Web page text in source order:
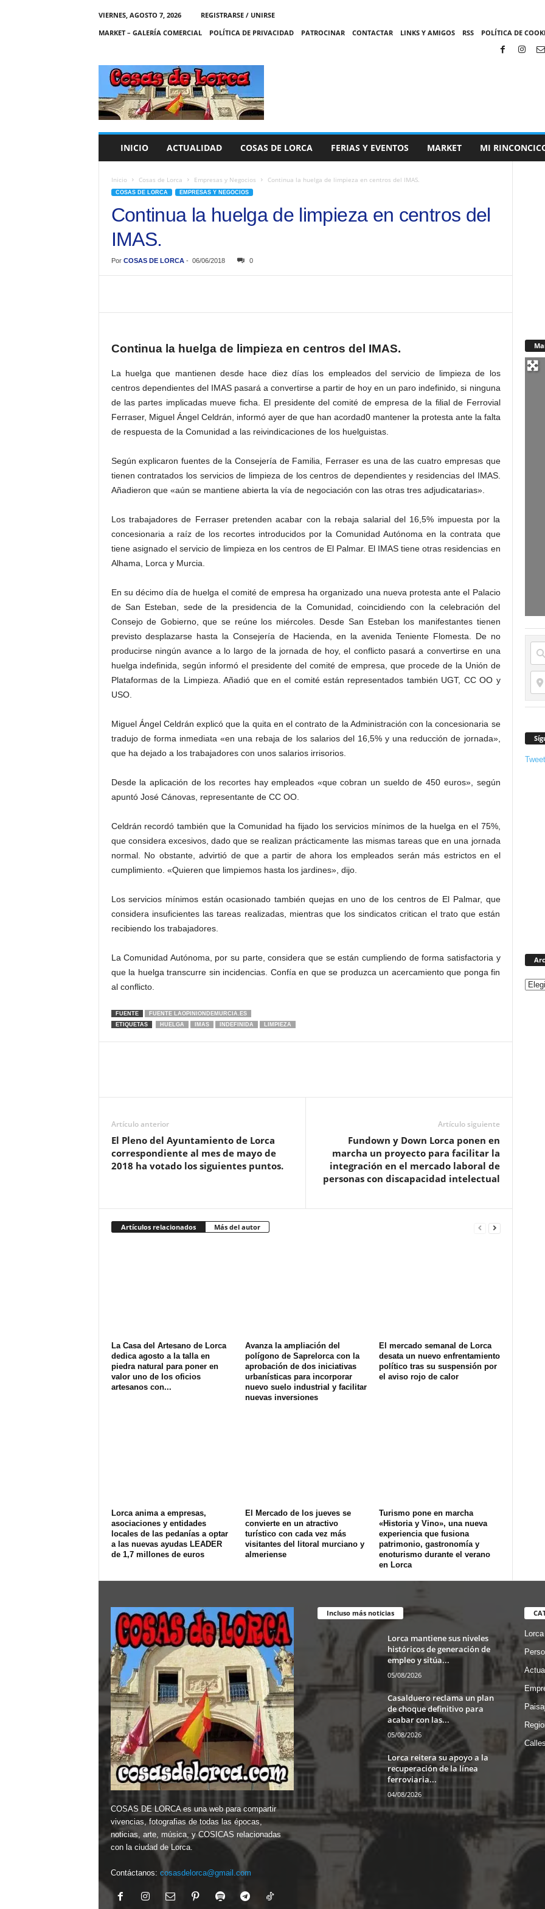
VIERNES, AGOSTO 7, 2026
REGISTRARSE / UNIRSE
MARKET – GALERÍA COMERCIAL
POLÍTICA DE PRIVACIDAD PATROCINAR CONTACTAR LINKS Y AMIGOS RSS POLÍTICA DE
C
A
S
INICIO ACTUALIDAD COSAS DE LORCA FERIAS Y EVENTOS MARKET MI
Inicio Cosas de Lorca Empresas y Negocios Continua la huelga de limpieza en centros del IMAS.
COSAS DE LORCA EMPRESAS Y NEGOCIOS
Continua la huelga de limpieza en centros del
IMAS.
Por COSAS DE LORCA- 06/06/2018 0
Continua la huelga de limpieza en centros del IMAS.
La huelga que mantienen desde hace diez días los empleados del servicio de limpieza de los
centros dependientes del IMAS pasará a convertirse a partir de hoy en un paro indefinido, si ninguna
de las partes implicadas mueve ficha. El presidente del comité de empresa de la filial de Ferrovial
Ferraser, Miguel Ángel Celdrán, informó ayer de que han acordad0 mantener la protesta ante la falta
de respuesta de la Comunidad a las reivindicaciones de los huelguistas.
Según explicaron fuentes de la Consejería de Familia, Ferraser es una de las cuatro empresas que
tienen contratados los servicios de limpieza de los centros de dependientes y residencias del IMAS.
Añadieron que «aún se mantiene abierta la vía de negociación con las otras tres adjudicatarias».
Los trabajadores de Ferraser pretenden acabar con la rebaja salarial del 16,5% impuesta por la
concesionaria a raíz de los recortes introducidos por la Comunidad Autónoma en la contrata que
tiene asignado el servicio de limpieza en los centros de El Palmar. El IMAS tiene otras residencias en
Alhama, Lorca y Murcia.
En su décimo día de huelga el comité de empresa ha organizado una nueva protesta ante el Palacio
de San Esteban, sede de la presidencia de la Comunidad, coincidiendo con la celebración del
Consejo de Gobierno, que se reúne los miércoles. Desde San Esteban los manifestantes tienen
previsto desplazarse hasta la Consejería de Hacienda, en la avenida Teniente Flomesta. De no
producirse ningún avance a lo largo de la jornada de hoy, el conflicto pasará a convertirse en una
huelga indefinida, según informó el presidente del comité de empresa, que procede de la Unión de
Plataformas de la Limpieza. Añadió que en el comité están representados también UGT, CC OO y
USO.
Miguel Ángel Celdrán explicó que la quita en el contrato de la Administración con la concesionaria se
tradujo de forma inmediata «en una rebaja de los salarios del 16,5% y una reducción de jornada»,
que ha dejado a los trabajadores con unos salarios irrisorios.
Desde la aplicación de los recortes hay empleados «que cobran un sueldo de 450 euros», según
apuntó José Cánovas, representante de CC OO.
Celdrán recordó también que la Comunidad ha fijado los servicios mínimos de la huelga en el 75%,
que considera excesivos, dado que se realizan prácticamente las mismas tareas que en una jornada
normal. No obstante, advirtió de que a partir de ahora los empleados serán más estrictos en el
cumplimiento. «Quieren que limpiemos hasta los jardines», dijo.
Los servicios mínimos están ocasionado también quejas en uno de los centros de El Palmar, que
considera insuficientes las tareas realizadas, mientras que los sindicatos critican el trato que están
recibiendo los trabajadores.
La Comunidad Autónoma, por su parte, considera que se están cumpliendo de forma satisfactoria y
que la huelga transcurre sin incidencias. Confía en que se produzca un acercamiento que ponga fin
al conflicto.
FUENTE
FUENTE LAOPINIONDEMURCIA.ES
ETIQUETAS
HUELGA IMAS INDEFINIDA LIMPIEZA
Artículo anterior
El Pleno del Ayuntamiento de Lorca
correspondiente al mes de mayo de
2018 ha votado los siguientes puntos.
Artículo siguiente
Fundown y Down Lorca ponen en
marcha un proyecto para facilitar la
integración en el mercado laboral de
personas con discapacidad intelectual
Artículos relacionados Más del autor
La Casa del Artesano de Lorca
dedica agosto a la talla en
piedra natural para poner en
valor uno de los oficios
artesanos con...
Avanza la ampliación del
polígono de Saprelorca con la
aprobación de dos iniciativas
urbanísticas para incorporar
nuevo suelo industrial y facilitar
nuevas inversiones
El mercado semanal de Lorca
desata un nuevo enfrentamiento
político tras su suspensión por
el aviso rojo de calor
Lorca anima a empresas,
asociaciones y entidades
locales de las pedanías a optar
a las nuevas ayudas LEADER
de 1,7 millones de euros
El Mercado de los jueves se
convierte en un atractivo
turístico con cada vez más
visitantes del litoral murciano y
almeriense
Turismo pone en marcha
«Historia y Vino», una nueva
experiencia que fusiona
patrimonio, gastronomía y
enoturismo durante el verano
en Lorca
COSAS DE LORCA es una web para compartir
vivencias, fotografias de todas las épocas,
noticias, arte, música, y COSICAS relacionadas
con la ciudad de Lorca.
Contáctanos: cosasdelorca@gmail.com
Incluso más noticias
Lorca mantiene sus niveles
históricos de generación de
empleo y sitúa...
05/08/2026
Casalduero reclama un plan
de choque definitivo para
acabar con las...
05/08/2026
Lorca reitera su apoyo a la
recuperación de la línea
ferroviaria...
04/08/2026
Lorca